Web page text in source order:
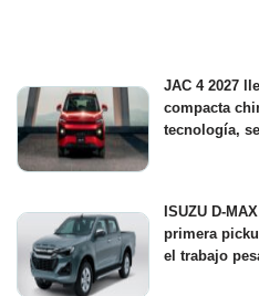
JAC 4 2027
compacta
tecnología,
ISUZU D-
primera
el trabajo